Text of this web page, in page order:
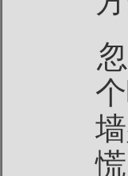
慌